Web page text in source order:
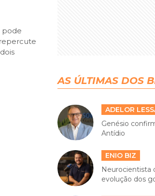
pode
AS ÚLTIMAS DOS
ADELOR
Genésio
Antídio
ENIO BIZ
Neurocientista
evolução dos